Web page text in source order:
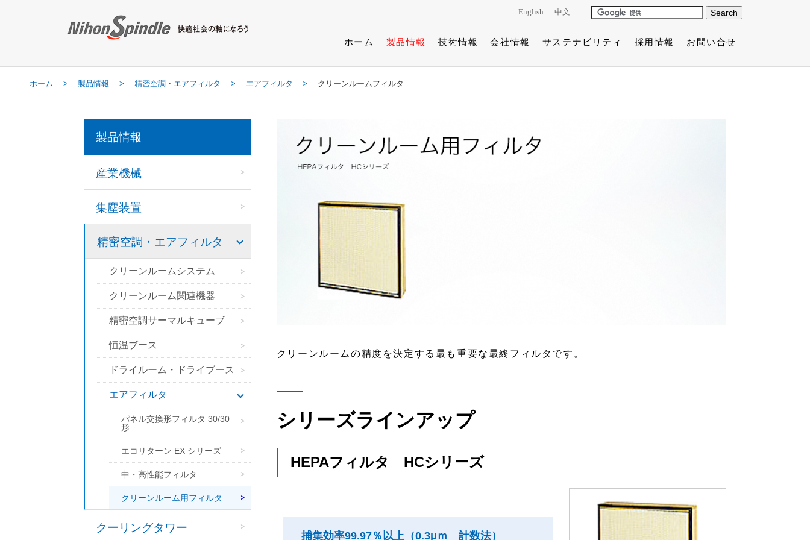
English 中文
ホーム 製品情報 技術情報 会社情報 サステナビリティ 採用情報 お問い合せ
ホーム 製品情報 精密空調・エアフィルタ エアフィルタ クリーンルームフィルタ
クリーンルームの精度を決定する最も重要な最終フィルタです。
シリーズラインアップ
HEPAフィルタ HCシリーズ
捕集効率99.97％以上（0.3μｍ 計数法）
製品情報
産業機械
集塵装置
精密空調・エアフィルタ
クリーンルームシステム
クリーンルーム関連機器
精密空調サーマルキューブ
恒温ブース
ドライルーム・ドライブース
エアフィルタ
パネル交換形フィルタ 30/30
形
エコリターン EX シリーズ
中・高性能フィルタ
クリーンルーム用フィルタ
クーリングタワー